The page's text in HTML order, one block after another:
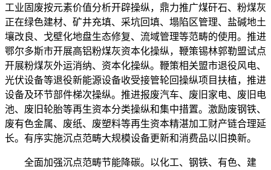
工业固废按元素价值分析开辟操纵，鼎力推广煤矸石、粉煤灰
正在绿色建材、矿井充填、采坑回填、塌陷区管理、盐碱地土
壤改良、戈壁化地盘生态修复、流域管理等范畴的使用。推进
鄂尔多斯市开展高铝粉煤灰资本化操纵，鞭策锡林郭勒盟试点
开展粉煤灰外运消纳、资本化操纵。鞭策相关盟市退役风电、
光伏设备等退役新能源设备收受接管轮回操纵项目扶植，推进
设备及环节部件梯次操纵。推进报废汽车、废旧家电、废旧电
池、废旧轮胎等再生资本分类操纵和集中措置。激励废钢铁、
废有色金属、废纸、废塑料等再生资本精湛加工财产链合理延
长。有序实施沉点范畴大规模设备更新和消费品以旧换新。
全面加强沉点范畴节能降碳。以化工、钢铁、有色、建